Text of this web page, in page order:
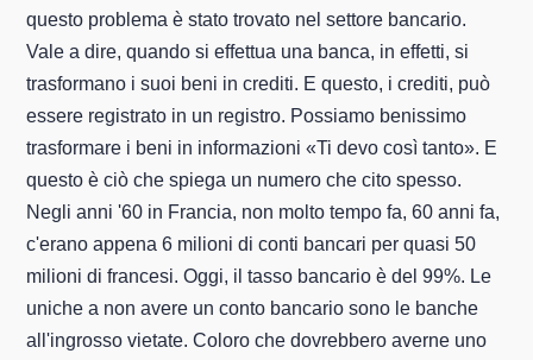
questo problema è stato trovato nel settore bancario.
Vale a dire, quando si effettua una banca, in effetti, si
trasformano i suoi beni in crediti. E questo, i crediti, può
essere registrato in un registro. Possiamo benissimo
trasformare i beni in informazioni «Ti devo così tanto». E
questo è ciò che spiega un numero che cito spesso.
Negli anni '60 in Francia, non molto tempo fa, 60 anni fa,
c'erano appena 6 milioni di conti bancari per quasi 50
milioni di francesi. Oggi, il tasso bancario è del 99%. Le
uniche a non avere un conto bancario sono le banche
all'ingrosso vietate. Coloro che dovrebbero averne uno